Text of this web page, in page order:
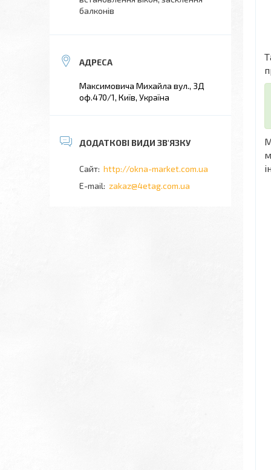
балконів
Максимовича Михайла вул., 3Д
оф.470/1, Київ, Україна
http://okna-market.com.ua
zakaz@4etag.com.ua